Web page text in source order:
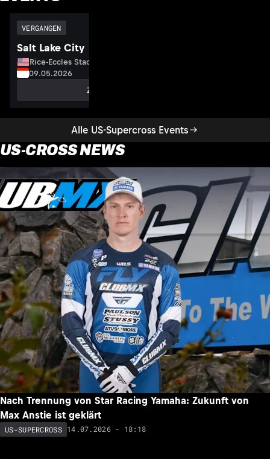
Alle US-Supercross Events
VERGANGEN
Salt Lake City
Rice-Eccles Stadium, USA
09.05.2026
Zum Event
US-CROSS NEWS
Nach Trennung von Star Racing Yamaha: Zukunft von
Max Anstie ist geklärt
US-SUPERCROSS 14.07.2026 - 18:18